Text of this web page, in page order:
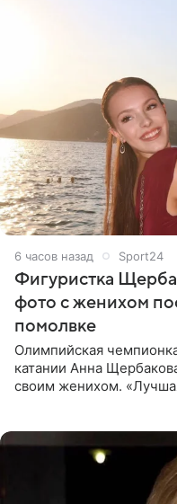
6 часов назад Sport24
Фигуристка
фото с женихом
помолвке
Олимпийская
катании Анна
своим женихом.